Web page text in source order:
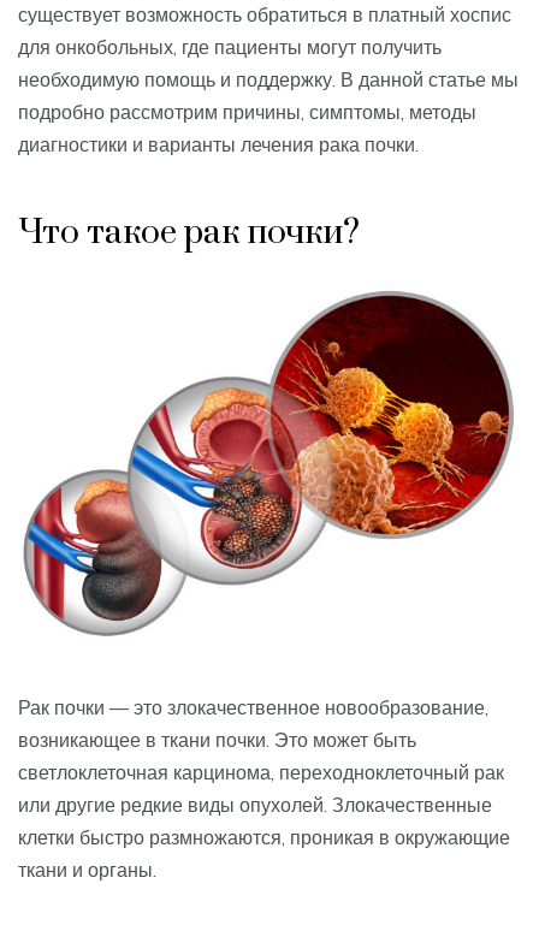
существует возможность обратиться в платный хоспис
для онкобольных, где пациенты могут получить
необходимую помощь и поддержку. В данной статье мы
подробно рассмотрим причины, симптомы, методы
диагностики и варианты лечения рака почки.
Что такое рак почки?
Рак почки — это злокачественное новообразование,
возникающее в ткани почки. Это может быть
светлоклеточная карцинома, переходноклеточный рак
или другие редкие виды опухолей. Злокачественные
клетки быстро размножаются, проникая в окружающие
ткани и органы.